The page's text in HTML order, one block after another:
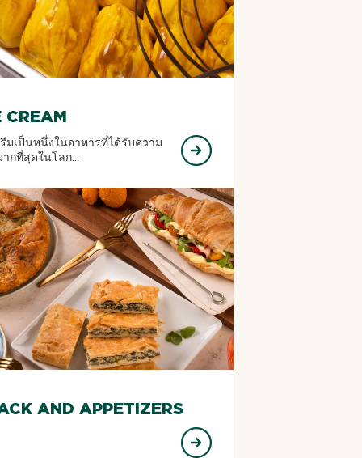
CREAM
มเป็นหนึ่งในอาหารที่ได้รับความ
กที่สุดในโลก...
AND APPETIZERS